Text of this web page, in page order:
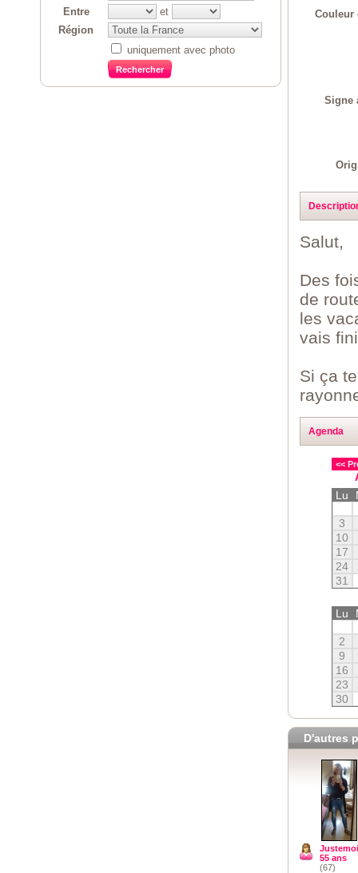
Couleur
Signe
Salut,
Des
de
les
vais
Si ça
Agenda
<<
Lu
3
10
17
24
31
Lu
2
9
16
23
30
D'autres
Justemoi
55 ans
(67)
Entre
et
Région
uniquement avec photo